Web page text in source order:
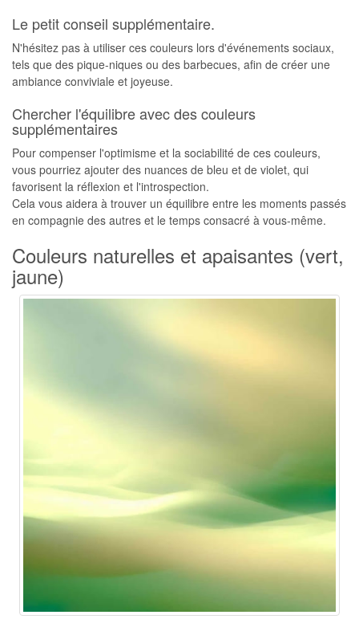
Le petit conseil supplémentaire.
N'hésitez pas à utiliser ces couleurs lors d'événements sociaux,
tels que des pique-niques ou des barbecues, afin de créer une
ambiance conviviale et joyeuse.
Chercher l'équilibre avec des couleurs
supplémentaires
Pour compenser l'optimisme et la sociabilité de ces couleurs,
vous pourriez ajouter des nuances de bleu et de violet, qui
favorisent la réflexion et l'introspection.
Cela vous aidera à trouver un équilibre entre les moments passés
en compagnie des autres et le temps consacré à vous-même.
Couleurs naturelles et apaisantes (vert,
jaune)